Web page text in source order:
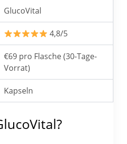
GlucoVital
4,8/5
€69 pro Flasche (30-Tage-
Vorrat)
Kapseln